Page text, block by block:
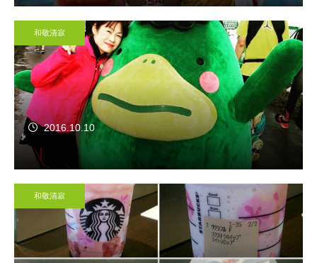
和敬清寂
2016.10.10
和敬清寂